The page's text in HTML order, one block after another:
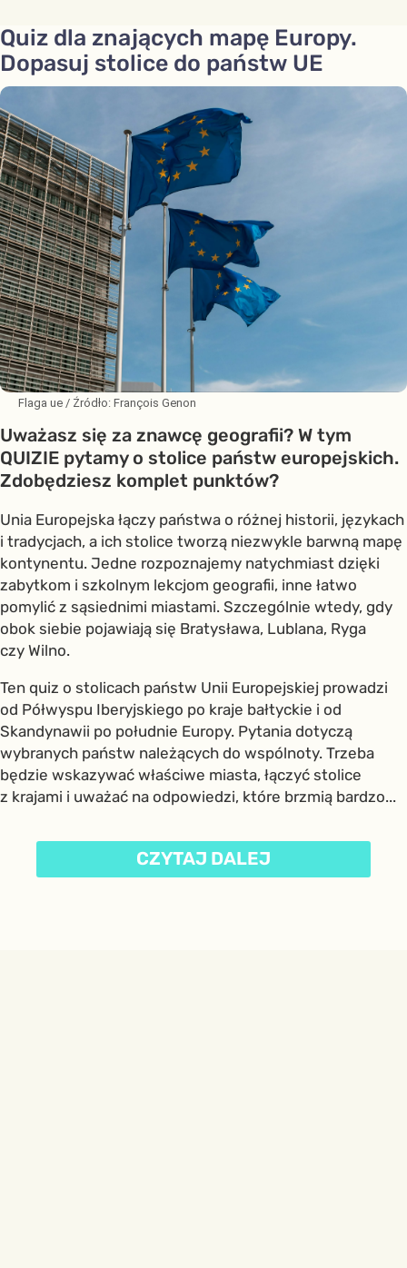
Quiz dla znających mapę Europy.
Dopasuj stolice do państw UE
Flaga ue / Źródło: François Genon
Uważasz się za znawcę geografii? W tym
QUIZIE pytamy o stolice państw europejskich.
Zdobędziesz komplet punktów?
Unia Europejska łączy państwa o różnej historii, językach
i tradycjach, a ich stolice tworzą niezwykle barwną mapę
kontynentu. Jedne rozpoznajemy natychmiast dzięki
zabytkom i szkolnym lekcjom geografii, inne łatwo
pomylić z sąsiednimi miastami. Szczególnie wtedy, gdy
obok siebie pojawiają się Bratysława, Lublana, Ryga
czy Wilno.
Ten quiz o stolicach państw Unii Europejskiej prowadzi
od Półwyspu Iberyjskiego po kraje bałtyckie i od
Skandynawii po południe Europy. Pytania dotyczą
wybranych państw należących do wspólnoty. Trzeba
będzie wskazywać właściwe miasta, łączyć stolice
z krajami i uważać na odpowiedzi, które brzmią bardzo...
CZYTAJ DALEJ